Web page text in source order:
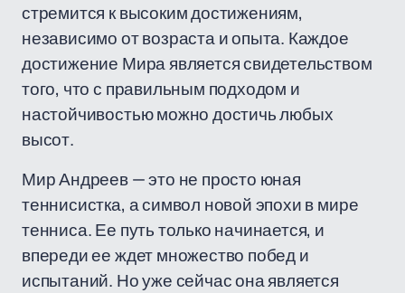
стремится к высоким достижениям,
независимо от возраста и опыта. Каждое
достижение Мира является свидетельством
того, что с правильным подходом и
настойчивостью можно достичь любых
высот.
Мир Андреев — это не просто юная
теннисистка, а символ новой эпохи в мире
тенниса. Ее путь только начинается, и
впереди ее ждет множество побед и
испытаний. Но уже сейчас она является